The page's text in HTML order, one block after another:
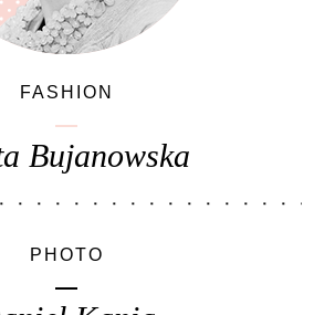
FASHION
Bujanowska
PHOTO